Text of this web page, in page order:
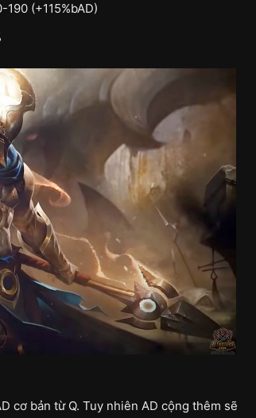
(+115%bAD)
cơ bản từ Q. Tuy nhiên AD cộng thêm sẽ